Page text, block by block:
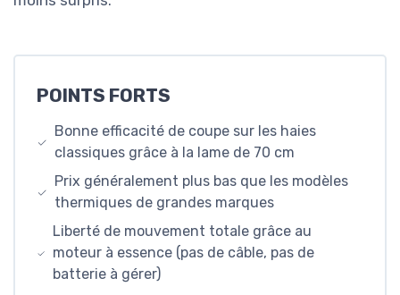
POINTS FORTS
Bonne efficacité de coupe sur les haies
classiques grâce à la lame de 70 cm
Prix généralement plus bas que les modèles
thermiques de grandes marques
Liberté de mouvement totale grâce au
moteur à essence (pas de câble, pas de
batterie à gérer)